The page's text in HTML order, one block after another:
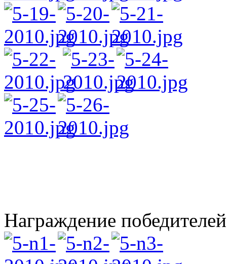
Награждение победителей